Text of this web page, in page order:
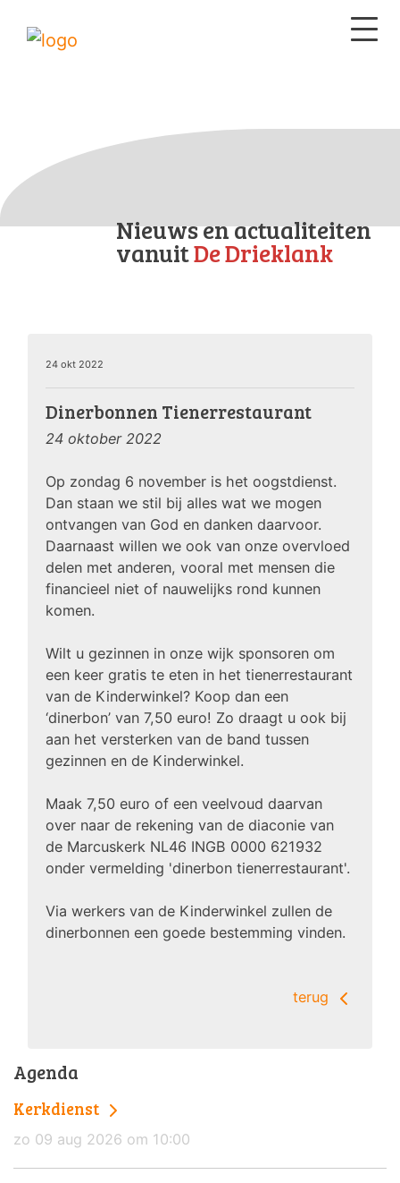
Nieuws en actualiteiten
vanuitDe Drieklank
24 okt 2022
Dinerbonnen Tienerrestaurant
24 oktober 2022
Op zondag 6 november is het oogstdienst.
Dan staan we stil bij alles wat we mogen
ontvangen van God en danken daarvoor.
Daarnaast willen we ook van onze overvloed
delen met anderen, vooral met mensen die
financieel niet of nauwelijks rond kunnen
komen.
Wilt u gezinnen in onze wijk sponsoren om
een keer gratis te eten in het tienerrestaurant
van de Kinderwinkel? Koop dan een
‘dinerbon’ van 7,50 euro! Zo draagt u ook bij
aan het versterken van de band tussen
gezinnen en de Kinderwinkel.
Maak 7,50 euro of een veelvoud daarvan
over naar de rekening van de diaconie van
de Marcuskerk NL46 INGB 0000 621932
onder vermelding 'dinerbon tienerrestaurant'.
Via werkers van de Kinderwinkel zullen de
dinerbonnen een goede bestemming vinden.
terug
Agenda
Kerkdienst
zo 09 aug 2026 om 10:00